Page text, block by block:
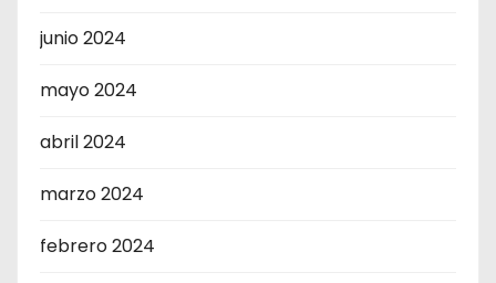
junio 2024
mayo 2024
abril 2024
marzo 2024
febrero 2024